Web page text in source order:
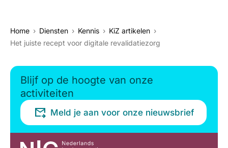
Home Diensten Kennis
KiZ artikelen
Het juiste recept voor digitale revalidatiezorg
Blijf op de hoogte van onze
activiteiten
Meld je aan voor onze nieuwsbrief